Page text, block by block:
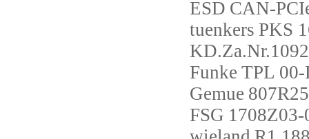
ESD CAN-
tuenkers PKS
Funke TPL 00-
Gemue
FSG